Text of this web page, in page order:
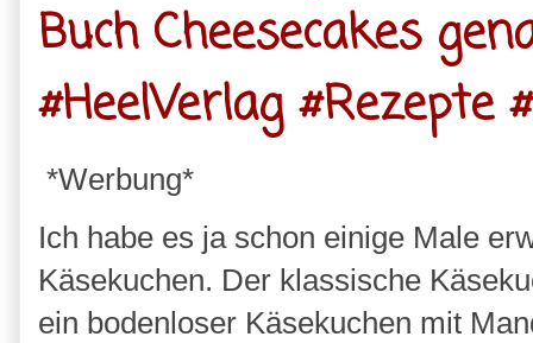
Buch Cheesecakes
#HeelVerlag #Rezepte
*Werbung*
Ich habe es ja schon einige Male
Käsekuchen. Der klassische
ein bodenloser Käsekuchen mit